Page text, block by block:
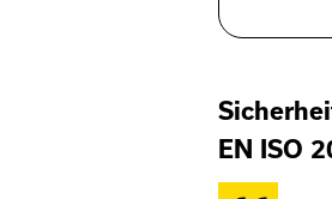
EN ISO